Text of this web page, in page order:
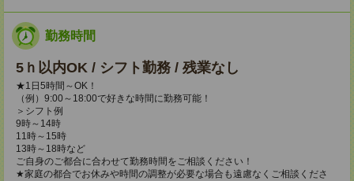
勤務時間
5ｈ以内OK / シフト勤務 / 残業なし
★1日5時間～OK！
（例）9:00～18:00で好きな時間に勤務可能！
＞シフト例
9時～14時
11時～15時
13時～18時など
ご自身のご都合に合わせて勤務時間をご相談ください！
★家庭の都合でお休みや時間の調整が必要な場合も遠慮なくご相談くださ